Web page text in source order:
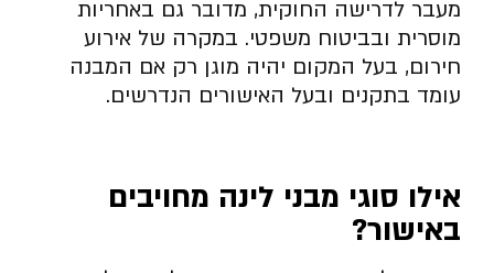
מעבר לדרישה החוקית, מדובר גם באחריות
מוסרית ובביטוח משפטי. במקרה של אירוע
חירום, בעל המקום יהיה מוגן רק אם המבנה
עומד בתקנים ובעל האישורים הנדרשים.
אילו סוגי מבני לינה מחויבים
באישור?